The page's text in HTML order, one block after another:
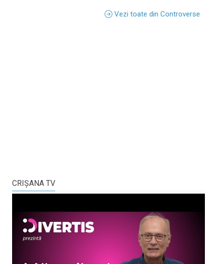
Vezi toate din Controverse
CRIŞANA TV